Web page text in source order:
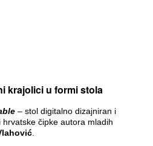
krajolici u formi stola
– stol digitalno dizajniran i
čipke autora mladih
.